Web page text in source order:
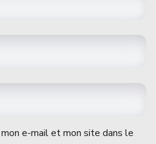
e-mail et mon site dans le